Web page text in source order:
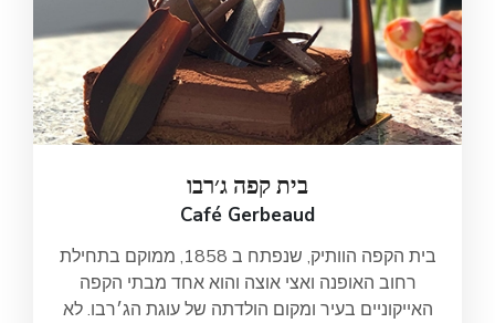
בית קפה ג׳רבו
Café Gerbeaud
בית הקפה הוותיק, שנפתח ב 1858, ממוקם בתחילת
רחוב האופנה ואצי אוצה והוא אחד מבתי הקפה
האייקוניים בעיר ומקום הולדתה של עוגת הג׳רבו. לא